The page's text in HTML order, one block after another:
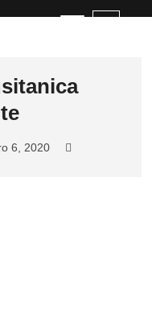
M
6, 2020